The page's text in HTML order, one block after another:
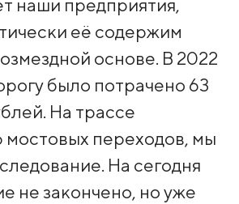
наши предприятия,
её содержим
основе. В 2022
было потрачено 63
На трассе
мостовых переходов, мы
На сегодня
не закончено, но уже